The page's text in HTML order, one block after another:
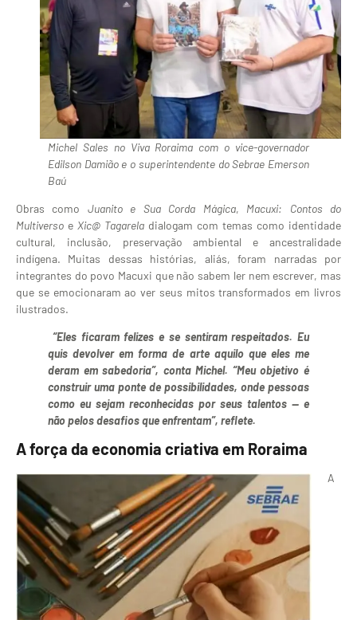
Michel Sales no Viva Roraima com o vice-governador
Edilson Damião e o superintendente do Sebrae Emerson
Baú
Obras como Juanito e Sua Corda Mágica, Macuxi: Contos do
Multiverso e Xic@ Tagarela dialogam com temas como identidade
cultural, inclusão, preservação ambiental e ancestralidade
indígena. Muitas dessas histórias, aliás, foram narradas por
integrantes do povo Macuxi que não sabem ler nem escrever, mas
que se emocionaram ao ver seus mitos transformados em livros
ilustrados.
“Eles ficaram felizes e se sentiram respeitados. Eu
quis devolver em forma de arte aquilo que eles me
deram em sabedoria”, conta Michel. “Meu objetivo é
construir uma ponte de possibilidades, onde pessoas
como eu sejam reconhecidas por seus talentos — e
não pelos desafios que enfrentam”, reflete.
A força da economia criativa em Roraima
A